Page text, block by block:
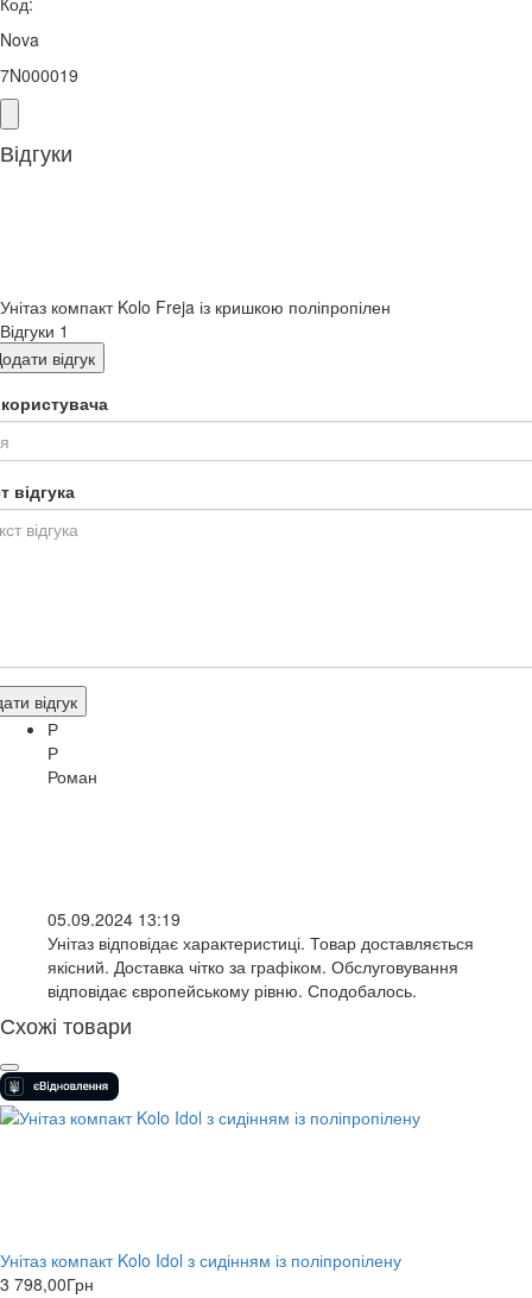
Nova
7N000019
Відгуки
Унітаз компакт Kolo Freja із кришкою поліпропілен
Відгуки 1
відгук
відгука
відгук
Р
Р
Роман
05.09.2024 13:19
Унітаз відповідає характеристиці. Товар доставляється
якісний. Доставка чітко за графіком. Обслуговування
відповідає європейському рівню. Сподобалось.
Схожі товари
Унітаз компакт Kolo Idol з сидінням із поліпропілену
3 798,00Грн